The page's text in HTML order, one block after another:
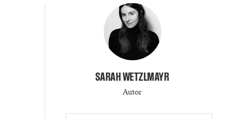
SARAH WETZLMAYR
Autor